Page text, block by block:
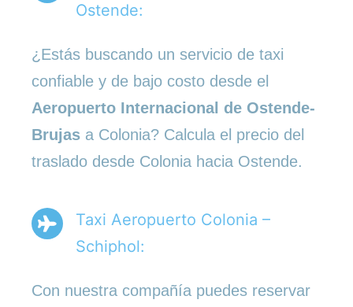
Ostende:
¿Estás buscando un servicio de taxi
confiable y de bajo costo desde el
Aeropuerto Internacional de Ostende-
Brujas a Colonia? Calcula el precio del
traslado desde Colonia hacia Ostende.
Taxi Aeropuerto Colonia –
Schiphol:
Con nuestra compañía puedes reservar